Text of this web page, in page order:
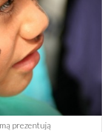
prezentują